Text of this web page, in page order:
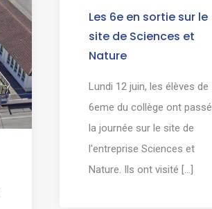
Les 6e en sortie sur le
site de Sciences et
Nature
Lundi 12 juin, les élèves de
6eme du collège ont passé
la journée sur le site de
l'entreprise Sciences et
Nature. Ils ont visité [...]